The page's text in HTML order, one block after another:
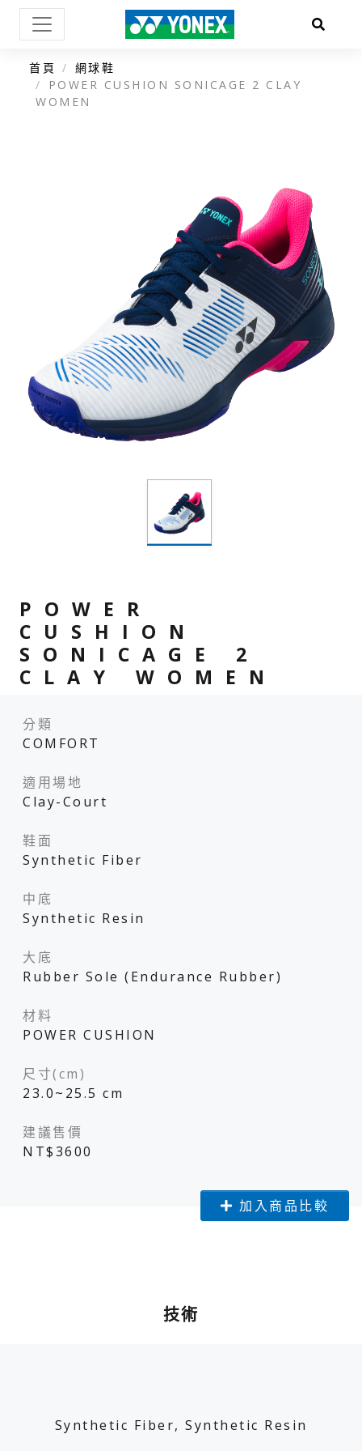
首頁
網球鞋
POWER CUSHION SONICAGE 2 CLAY
WOMEN
POWER
CUSHION
SONICAGE 2
CLAY WOMEN
分類
COMFORT
適用場地
Clay-Court
鞋面
Synthetic Fiber
中底
Synthetic Resin
大底
Rubber Sole (Endurance Rubber)
材料
POWER CUSHION
尺寸(cm)
23.0~25.5 cm
建議售價
NT$3600
加入商品比較
技術
Synthetic Fiber, Synthetic Resin